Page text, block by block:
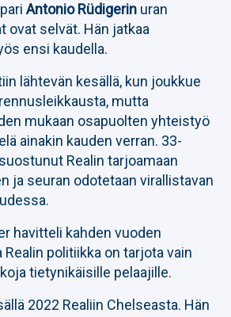
Antonio Rüdigerin uran
ovat selvät. Hän jatkaa
ensi kaudella.
lähtevän kesällä, kun joukkue
mutta
mukaan osapuolten yhteistyö
ainakin kauden verran. 33-
Realin tarjoamaan
ja seuran odotetaan virallistavan
havitteli kahden vuoden
politiikka on tarjota vain
tietynikäisille pelaajille.
2022 Realiin Chelseasta. Hän